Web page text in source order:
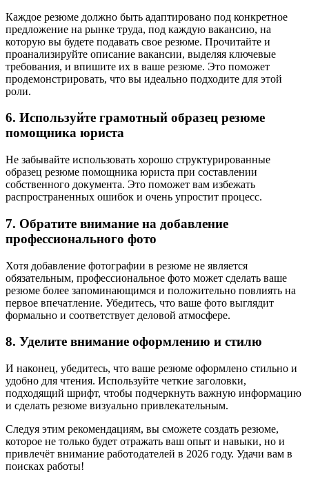
Каждое резюме должно быть адаптировано под конкретное
предложение на рынке труда, под каждую вакансию, на
которую вы будете подавать свое резюме. Прочитайте и
проанализируйте описание вакансии, выделяя ключевые
требования, и впишите их в ваше резюме. Это поможет
продемонстрировать, что вы идеально подходите для этой
роли.
6. Используйте грамотный образец резюме
помощника юриста
Не забывайте использовать хорошо структурированные
образец резюме помощника юриста при составлении
собственного документа. Это поможет вам избежать
распространенных ошибок и очень упростит процесс.
7. Обратите внимание на добавление
профессионального фото
Хотя добавление фотографии в резюме не является
обязательным, профессиональное фото может сделать ваше
резюме более запоминающимся и положительно повлиять на
первое впечатление. Убедитесь, что ваше фото выглядит
формально и соответствует деловой атмосфере.
8. Уделите внимание оформлению и стилю
И наконец, убедитесь, что ваше резюме оформлено стильно и
удобно для чтения. Используйте четкие заголовки,
подходящий шрифт, чтобы подчеркнуть важную информацию
и сделать резюме визуально привлекательным.
Следуя этим рекомендациям, вы сможете создать резюме,
которое не только будет отражать ваш опыт и навыки, но и
привлечёт внимание работодателей в 2026 году. Удачи вам в
поисках работы!